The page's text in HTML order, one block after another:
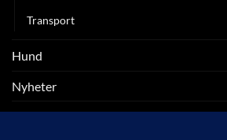
Transport
Hund
Nyheter
Rytter